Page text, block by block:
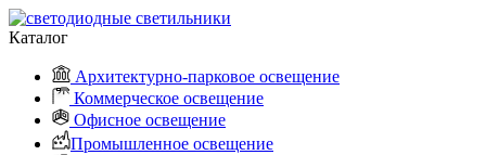
Каталог
Архитектурно-парковое освещение
Коммерческое освещение
Офисное освещение
Промышленное освещение